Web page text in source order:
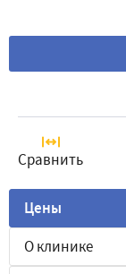
Сравнить
Цены
О клинике